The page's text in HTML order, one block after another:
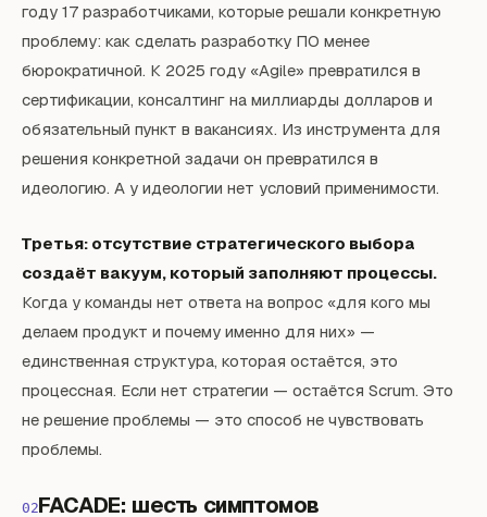
году 17 разработчиками, которые решали конкретную
проблему: как сделать разработку ПО менее
бюрократичной. К 2025 году «Agile» превратился в
сертификации, консалтинг на миллиарды долларов и
обязательный пункт в вакансиях. Из инструмента для
решения конкретной задачи он превратился в
идеологию. А у идеологии нет условий применимости.
Третья: отсутствие стратегического выбора
создаёт вакуум, который заполняют процессы.
Когда у команды нет ответа на вопрос «для кого мы
делаем продукт и почему именно для них» —
единственная структура, которая остаётся, это
процессная. Если нет стратегии — остаётся Scrum. Это
не решение проблемы — это способ не чувствовать
проблемы.
02FACADE: шесть симптомов